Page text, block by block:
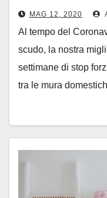
quarantena.
MAG 12, 2020
Al tempo del
scudo, la nostra
settimane di stop
tra le mura